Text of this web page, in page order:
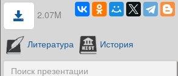
2.07M
Литература История